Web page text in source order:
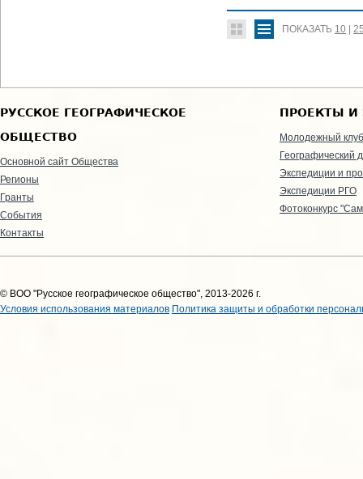
ПОКАЗАТЬ 10
РУССКОЕ ГЕОГРАФИЧЕСКОЕ
ОБЩЕСТВО
Основной сайт Общества
Регионы
Гранты
События
Контакты
ПРОЕКТЫ И
Молодежный клуб
Географический
Экспедиции и
Экспедиции РГО
Фотоконкурс
© ВОО "Русское географическое общество", 2013-2026 г.
Условия использования материалов Политика защиты и обработки